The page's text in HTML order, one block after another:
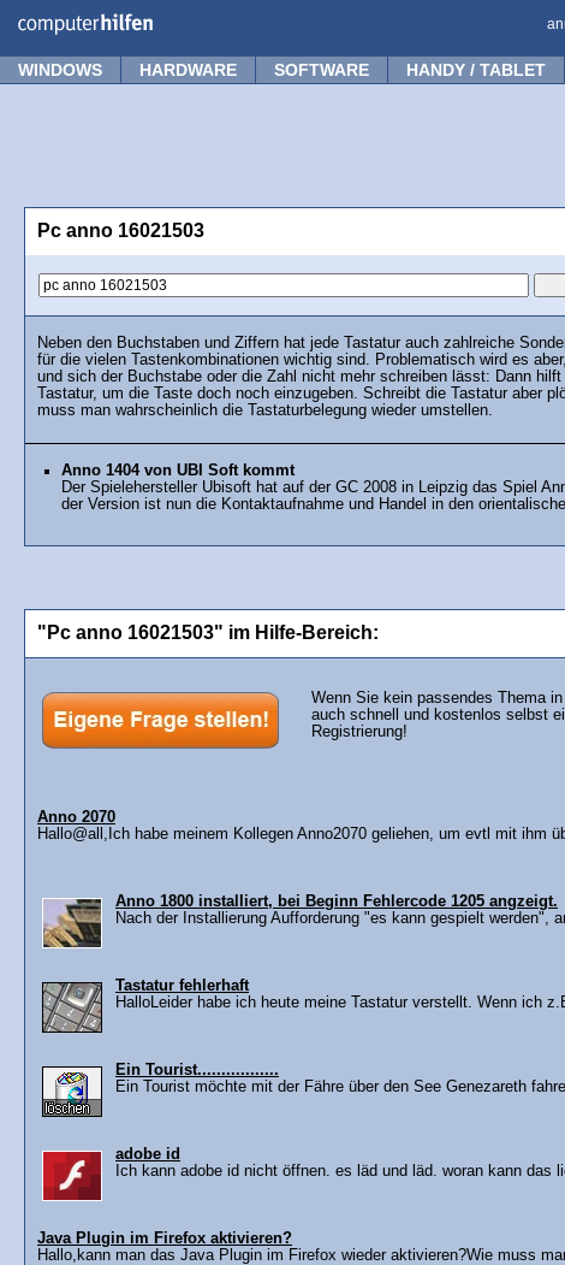
WINDOWS HARDWARE SOFTWARE HANDY / TABLET
Pc anno 16021503
Neben den Buchstaben und Ziffern hat jede Tastatur auch zahlreiche
für die vielen Tastenkombinationen wichtig sind. Problematisch wird es
und sich der Buchstabe oder die Zahl nicht mehr schreiben lässt: Dann
Tastatur, um die Taste doch noch einzugeben. Schreibt die Tastatur aber
muss man wahrscheinlich die Tastaturbelegung wieder umstellen.
Anno 1404 von UBI Soft kommt
Der Spielehersteller Ubisoft hat auf der GC 2008 in Leipzig das Spiel
der Version ist nun die Kontaktaufnahme und Handel in den
"Pc anno 16021503" im Hilfe-Bereich:
Wenn Sie kein passendes Thema
auch schnell und kostenlos selbst
Registrierung!
Anno 2070
Hallo@all,Ich habe meinem Kollegen Anno2070 geliehen, um evtl mit ihm
Anno 1800 installiert, bei Beginn Fehlercode 1205 angzeigt.
Nach der Installierung Aufforderung "es kann gespielt werden",
Tastatur fehlerhaft
HalloLeider habe ich heute meine Tastatur verstellt. Wenn ich
Ein Tourist.................
Ein Tourist möchte mit der Fähre über den See Genezareth
adobe id
Ich kann adobe id nicht öffnen. es läd und läd. woran kann das
Java Plugin im Firefox aktivieren?
Hallo,kann man das Java Plugin im Firefox wieder aktivieren?Wie muss